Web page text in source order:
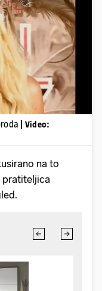
| Video:
na to
pratiteljica